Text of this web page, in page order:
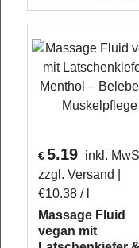
€ 5.19 inkl.
zzgl. Versand
€10.38 / l
Massage Fluid
vegan mit